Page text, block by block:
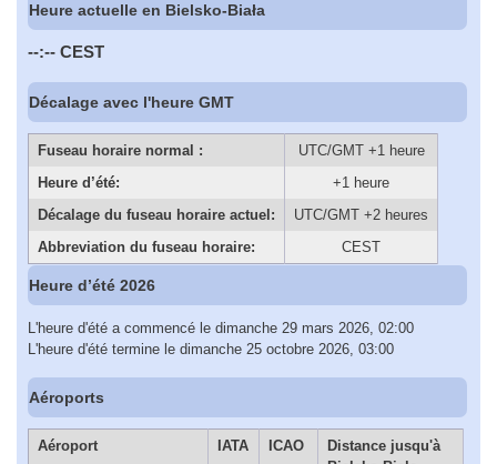
Heure actuelle en Bielsko-Biała
--:-- CEST
Décalage avec l'heure GMT
Fuseau horaire normal :
UTC/GMT +1 heure
Heure d’été:
+1 heure
Décalage du fuseau horaire actuel:
UTC/GMT +2 heures
Abbreviation du fuseau horaire:
CEST
Heure d’été 2026
L'heure d'été a commencé le dimanche 29 mars 2026, 02:00
L'heure d'été termine le dimanche 25 octobre 2026, 03:00
Aéroports
Aéroport IATA ICAO
Distance jusqu'à